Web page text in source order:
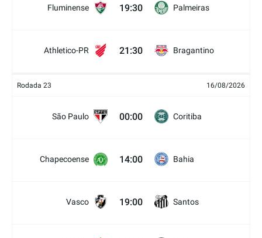
Fluminense 19:30 Palmeiras
Athletico-PR 21:30 Bragantino
Rodada 23 16/08/2026
São Paulo 00:00 Coritiba
Chapecoense 14:00 Bahia
Vasco 19:00 Santos